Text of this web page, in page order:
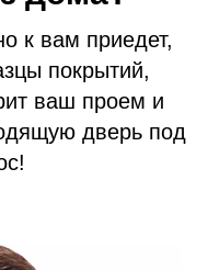
к вам приедет,
покрытий,
ваш проем и
дверь под